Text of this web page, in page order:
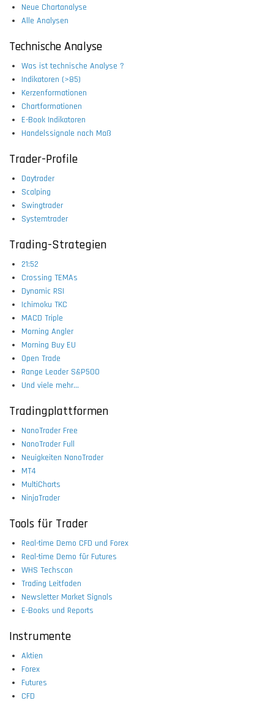
Neue Chartanalyse
Alle Analysen
Technische Analyse
Was ist technische Analyse ?
Indikatoren (>85)
Kerzenformationen
Chartformationen
E-Book Indikatoren
Handelssignale nach Maß
Trader-Profile
Daytrader
Scalping
Swingtrader
Systemtrader
Trading-Strategien
21:52
Crossing TEMAs
Dynamic RSI
Ichimoku TKC
MACD Triple
Morning Angler
Morning Buy EU
Open Trade
Range Leader S&P500
Und viele mehr...
Tradingplattformen
NanoTrader Free
NanoTrader Full
Neuigkeiten NanoTrader
MT4
MultiCharts
NinjaTrader
Tools für Trader
Real-time Demo CFD und Forex
Real-time Demo für Futures
WHS Techscan
Trading Leitfaden
Newsletter Market Signals
E-Books und Reports
Instrumente
Aktien
Forex
Futures
CFD